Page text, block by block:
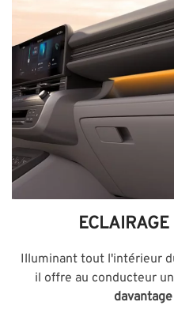
Illuminant tout l'intérieur
il offre au conducteur